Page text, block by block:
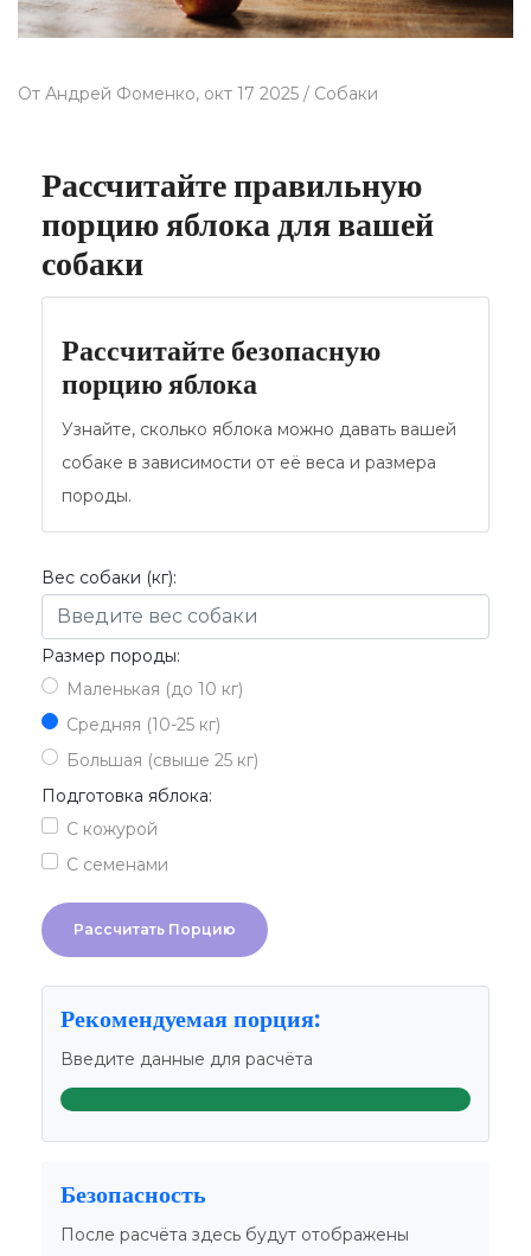
От Андрей Фоменко, окт 17 2025 / Собаки
Рассчитайте правильную
порцию яблока для вашей
собаки
Рассчитайте безопасную
порцию яблока
Узнайте, сколько яблока можно давать вашей
собаке в зависимости от её веса и размера
породы.
Вес собаки (кг):
Размер породы:
Маленькая (до 10 кг)
Средняя (10-25 кг)
Большая (свыше 25 кг)
Подготовка яблока:
С кожурой
С семенами
Рассчитать Порцию
Рекомендуемая порция:
Введите данные для расчёта
Безопасность
После расчёта здесь будут отображены